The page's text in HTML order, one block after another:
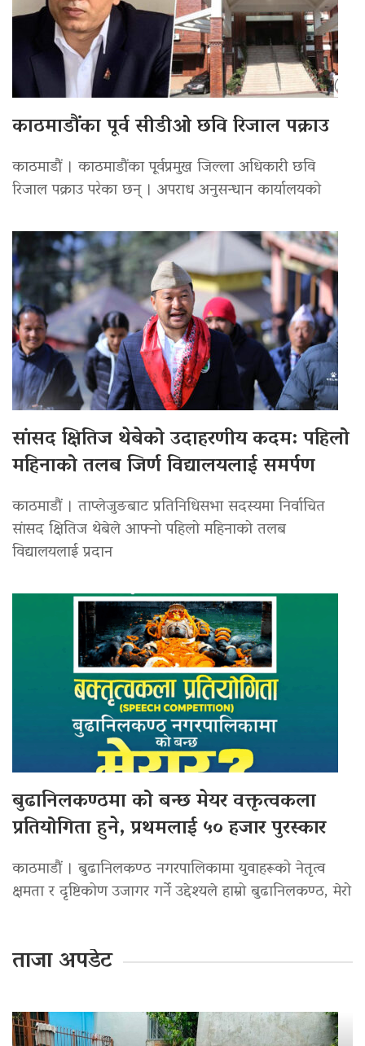
काठमाडौंका पूर्व सीडीओ छवि रिजाल पक्राउ
काठमाडौं । काठमाडौंका पूर्वप्रमुख जिल्ला अधिकारी छवि
रिजाल पक्राउ परेका छन् । अपराध अनुसन्धान कार्यालयको
सांसद क्षितिज थेबेको उदाहरणीय कदम: पहिलो
महिनाको तलब जिर्ण विद्यालयलाई समर्पण
काठमाडौं । ताप्लेजुङबाट प्रतिनिधिसभा सदस्यमा निर्वाचित
सांसद क्षितिज थेबेले आफ्नो पहिलो महिनाको तलब
विद्यालयलाई प्रदान
बुढानिलकण्ठमा को बन्छ मेयर वक्तृत्वकला
प्रतियोगिता हुने, प्रथमलाई ५० हजार पुरस्कार
काठमाडौं । बुढानिलकण्ठ नगरपालिकामा युवाहरूको नेतृत्व
क्षमता र दृष्टिकोण उजागर गर्ने उद्देश्यले हाम्रो बुढानिलकण्ठ, मेरो
ताजा अपडेट